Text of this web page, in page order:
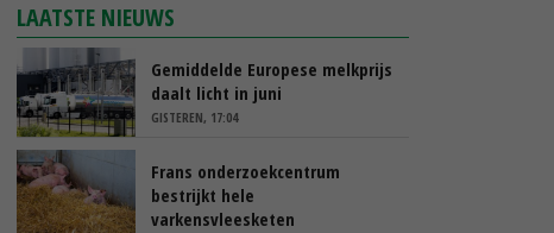
LAATSTE NIEUWS
Gemiddelde Europese melkprijs
daalt licht in juni
GISTEREN, 17:04
Frans onderzoekcentrum
bestrijkt hele
varkensvleesketen